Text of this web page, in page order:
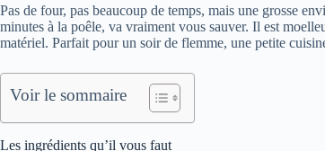
Pas de four, pas beaucoup de temps, mais une grosse
minutes à la poêle, va vraiment vous sauver. Il est
matériel. Parfait pour un soir de flemme, une petite
Voir le sommaire
Les ingrédients qu’il vous faut